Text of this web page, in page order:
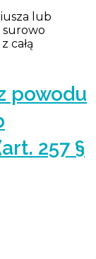
lub
całą
powodu
257 §